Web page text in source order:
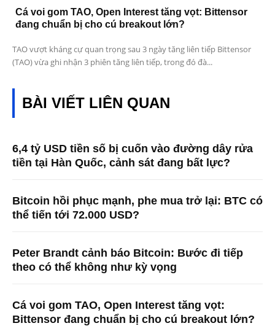
Cá voi gom TAO, Open Interest tăng vọt: Bittensor
đang chuẩn bị cho cú breakout lớn?
TAO vượt kháng cự quan trọng sau 3 ngày tăng liên tiếp Bittensor
(TAO) vừa ghi nhận 3 phiên tăng liên tiếp, trong đó đà...
BÀI VIẾT LIÊN QUAN
6,4 tỷ USD tiền số bị cuốn vào đường dây rửa
tiền tại Hàn Quốc, cảnh sát đang bất lực?
Bitcoin hồi phục mạnh, phe mua trở lại: BTC có
thể tiến tới 72.000 USD?
Peter Brandt cảnh báo Bitcoin: Bước đi tiếp
theo có thể không như kỳ vọng
Cá voi gom TAO, Open Interest tăng vọt:
Bittensor đang chuẩn bị cho cú breakout lớn?